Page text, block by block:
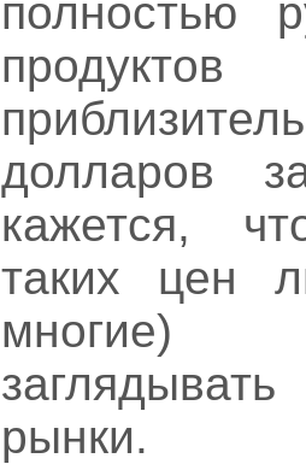
полностью
долларов
кажется,
таких цен
многие)
рынки.